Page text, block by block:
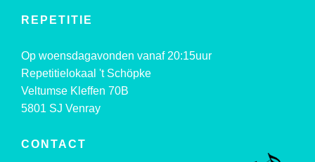
REPETITIE
Op woensdagavonden vanaf 20:15uur
Repetitielokaal 't Schöpke
Veltumse Kleffen 70B
5801 SJ Venray
CONTACT